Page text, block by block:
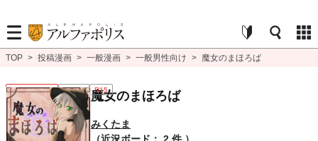
TOP > 投稿漫画 > 一般漫画 > 一般男性向け > 魔女のまほろば
一般男性向け 連載中 R15
魔女のまほろば
みくたま